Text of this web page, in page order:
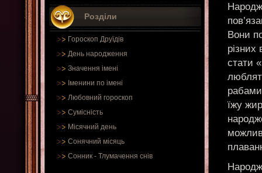
Розділи
Гороскоп Друїдів
День народження
Значення імені
Іменини по імені
Любовний гороскоп
Сумісність
Місячний день
Сонячний місяць
Сонник - Тлумачення снів
Вони
різних
стати
рабами
їжу